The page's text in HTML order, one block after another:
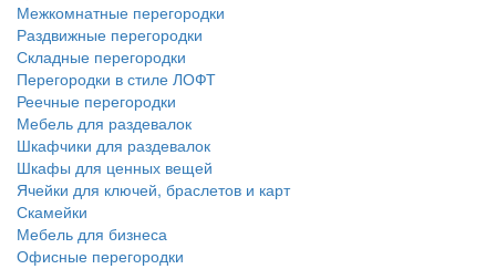
Межкомнатные перегородки
Раздвижные перегородки
Складные перегородки
Перегородки в стиле ЛОФТ
Реечные перегородки
Мебель для раздевалок
Шкафчики для раздевалок
Шкафы для ценных вещей
Ячейки для ключей, браслетов и карт
Скамейки
Мебель для бизнеса
Офисные перегородки